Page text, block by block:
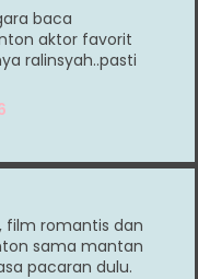
baca
aktor favorit
ralinsyah..pasti
film romantis dan
sama mantan
pacaran dulu.